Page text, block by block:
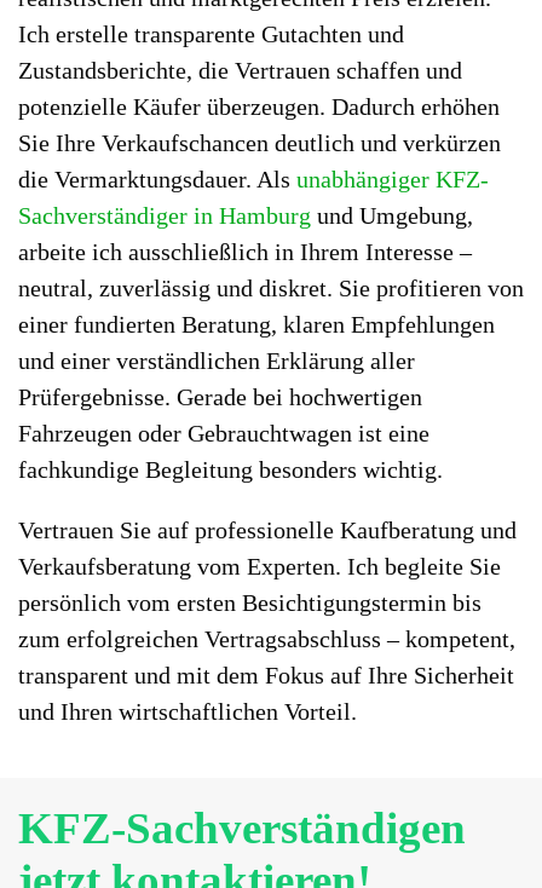
Ich erstelle transparente Gutachten und
Zustandsberichte, die Vertrauen schaffen und
potenzielle Käufer überzeugen. Dadurch erhöhen
Sie Ihre Verkaufschancen deutlich und verkürzen
die Vermarktungsdauer. Als unabhängiger KFZ-
Sachverständiger in Hamburg und Umgebung,
arbeite ich ausschließlich in Ihrem Interesse –
neutral, zuverlässig und diskret. Sie profitieren von
einer fundierten Beratung, klaren Empfehlungen
und einer verständlichen Erklärung aller
Prüfergebnisse. Gerade bei hochwertigen
Fahrzeugen oder Gebrauchtwagen ist eine
fachkundige Begleitung besonders wichtig.
Vertrauen Sie auf professionelle Kaufberatung und
Verkaufsberatung vom Experten. Ich begleite Sie
persönlich vom ersten Besichtigungstermin bis
zum erfolgreichen Vertragsabschluss – kompetent,
transparent und mit dem Fokus auf Ihre Sicherheit
und Ihren wirtschaftlichen Vorteil.
KFZ-Sachverständigen